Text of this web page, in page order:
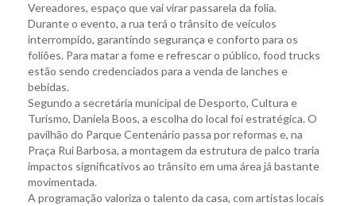
Vereadores, espaço que vai virar passarela da folia.
Durante o evento, a rua terá o trânsito de veículos
interrompido, garantindo segurança e conforto para os
foliões. Para matar a fome e refrescar o público, food trucks
estão sendo credenciados para a venda de lanches e
bebidas.
Segundo a secretária municipal de Desporto, Cultura e
Turismo, Daniela Boos, a escolha do local foi estratégica. O
pavilhão do Parque Centenário passa por reformas e, na
Praça Rui Barbosa, a montagem da estrutura de palco traria
impactos significativos ao trânsito em uma área já bastante
movimentada.
A programação valoriza o talento da casa, com artistas locais